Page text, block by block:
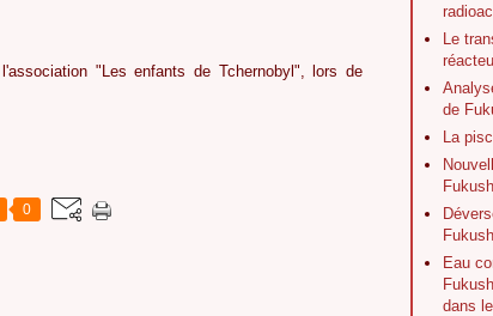
"Les enfants de Tchernobyl", lors de
0
Le
de
La
Eau
dans